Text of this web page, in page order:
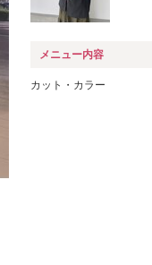
メニュー内容
カット・カラー